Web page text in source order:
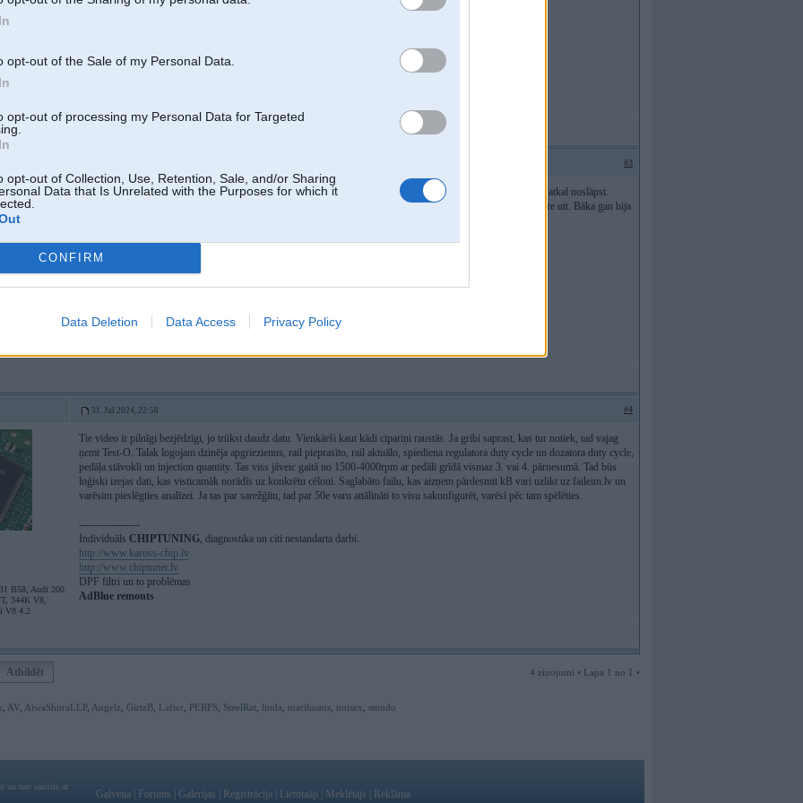
opt-out of the Sale of my Personal Data.
opt-out of processing my Personal Data for Targeted
opt-out of Collection, Use, Retention, Sale, and/or Sharing
Data that Is Unrelated with the Purposes for which it
CONFIRM
Data Deletion Data Access Privacy Policy
#3
salonu
M47 reiz bija identiska problēma, noslāpa un viss. Tad vienu dienu viss aiziet un tā kādu mēnesi viss ok un tad atkal noslāpst.
Nomainīju bākas sūkni. Pēc gada atkal nosprāga. Nomainot bākas sūkni viss ok. Kļūdas arī bija par rail pressure utt. Bāka gan bija
31. Jul 2024, 22:58 #4
B58, Audi 200
344K V8,
V8 4.2
Tie video ir pilnīgi bezjēdzīgi, jo trūkst daudz datu. Vienkārši kaut kādi cipariņi raustās. Ja gribi saprast, kas tur notiek, tad vajag
ņemt Test-O. Talak logojam dzinēja apgriezienus, rail pieprasīto, rail aktuālo, spiediena regulatora duty cycle un dozatora duty cycle,
pedāļa stāvokli un injection quantity. Tas viss jāveic gaitā no 1500-4000rpm ar pedāli grīdā vismaz 3. vai 4. pārnesumā. Tad būs
loģiski izejas dati, kas visticamāk norādīs uz konkrētu cēloni. Saglabāto failu, kas aizņem pārdesmit kB vari uzlikt uz faileim.lv un
varēsim pieslēgties analīzei. Ja tas par sarežģītu, tad par 50e varu attālināti to visu sakonfigurēt, varēsi pēc tam spēlēties.
-----------------
Individuāls CHIPTUNING, diagnostika un citi nestandarta darbi.
http://www.kaross-chip.lv
http://www.chiptuner.lv
DPF filtri un to problēmas
AdBlue remonts
Atbildēt 4 ziņojumi • Lapa 1 no 1 •
AV AiwaShuraLLP, Angelz GirtzB Lafter PERFS SteelRat linda marihuans noisex smudo
un nav saistīts ar
Galvena Forums Galerijas Reģistrācija Lietotaāji Meklētājs Reklāma